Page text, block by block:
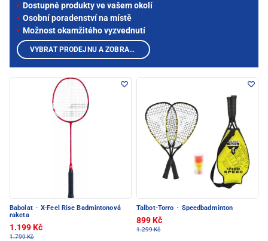
Babolat · X-Feel Rise Badmintonová
raketa
1.199 Kč
1.799 Kč
Talbot-Torro · Speedbadminton
899 Kč
1.299 Kč
Dostupné produkty ve vašem okolí
Osobní poradenství na místě
Možnost okamžitého vyzvednutí
VYBRAT PRODEJNU A ZOBRAZIT PRODUKTY